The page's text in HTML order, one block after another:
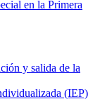
en la Primera
y salida de la
(IEP)